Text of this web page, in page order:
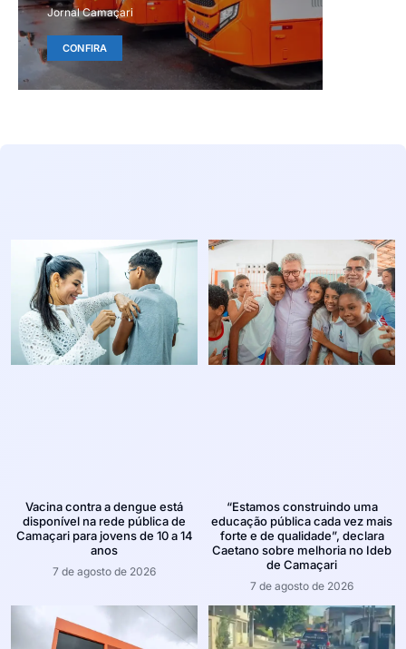
Jornal Camaçari
CONFIRA
Vacina contra a dengue está
disponível na rede pública de
Camaçari para jovens de 10 a 14
anos
7 de agosto de 2026
“Estamos construindo uma
educação pública cada vez mais
forte e de qualidade”, declara
Caetano sobre melhoria no Ideb
de Camaçari
7 de agosto de 2026